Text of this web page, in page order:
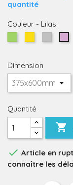
quantité
Couleur - Lilas
Dimension
Quantité

 Article en
connaître les